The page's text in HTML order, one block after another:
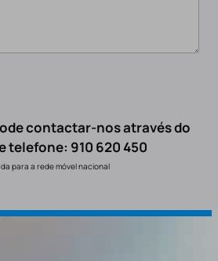
contactar-nos através do
telefone: 910 620 450
para a rede móvel nacional